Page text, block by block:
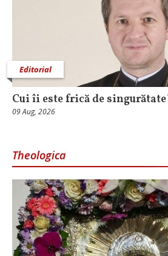
Editorial
Cui îi este frică de
09 Aug, 2026
Theologica